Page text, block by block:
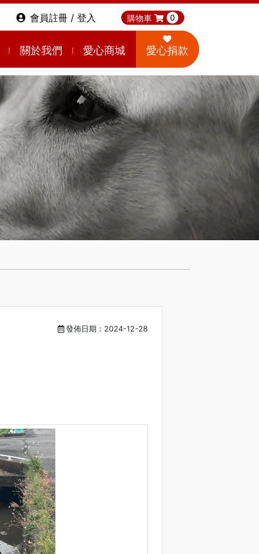
會員註冊 / 登入 購物車 0
關於我們 愛心商城 愛心捐款
發佈日期：2024-12-28